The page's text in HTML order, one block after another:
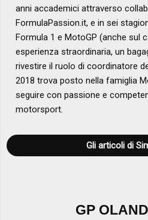
anni accademici attraverso
FormulaPassion.it, e in sei
Formula 1 e MotoGP (anche sul
esperienza straordinaria, un
rivestire il ruolo di coordinatore
2018 trova posto nella famiglia
seguire con passione e
motorsport.
Gli articoli di
GP